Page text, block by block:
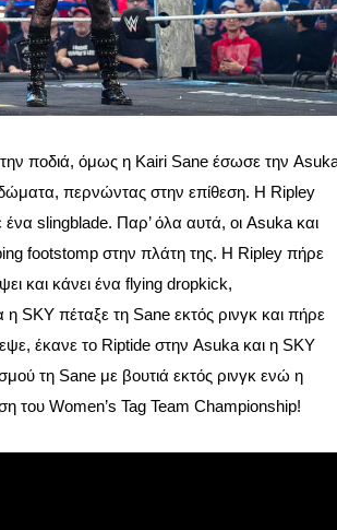
ποδιά, όμως η Kairi Sane έσωσε την
περνώντας στην επίθεση. Η Ripley
slingblade. Παρ’ όλα αυτά, οι Asuka και
footstomp στην πλάτη της. Η Ripley πήρε
και κάνει ένα flying dropkick,
SKY πέταξε τη Sane εκτός ρινγκ και πήρε
έκανε το Riptide στην Asuka και η SKY
τη Sane με βουτιά εκτός ρινγκ ενώ η
του Women’s Tag Team Championship!